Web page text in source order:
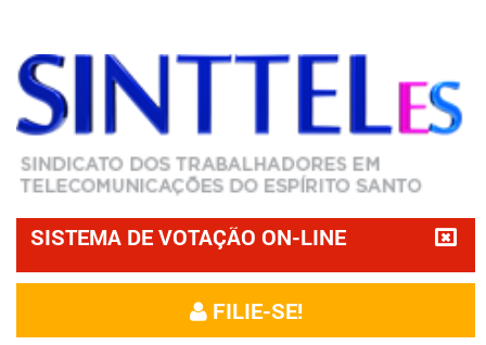
SISTEMA DE VOTAÇÃO ON-LINE
FILIE-SE!